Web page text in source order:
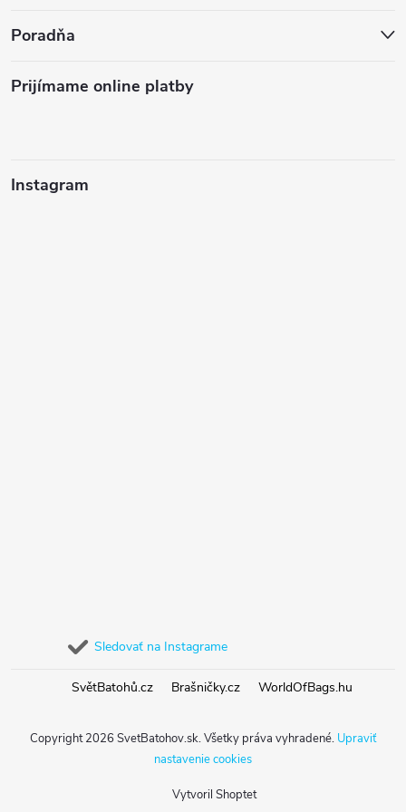
Poradňa
Prijímame online platby
Instagram
Sledovať na Instagrame
SvětBatohů.cz Brašničky.cz WorldOfBags.hu
Vytvoril Shoptet
Copyright 2026 SvetBatohov.sk. Všetky práva vyhradené. Upraviť
nastavenie cookies